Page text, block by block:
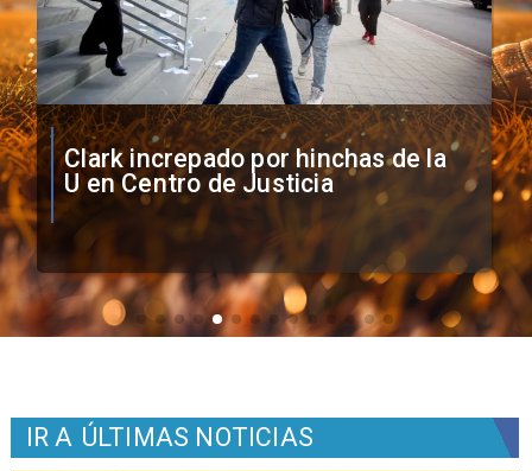
Vozinha firma contrato con Colo
Colo como nuevo arquero
IR A ÚLTIMAS NOTICIAS